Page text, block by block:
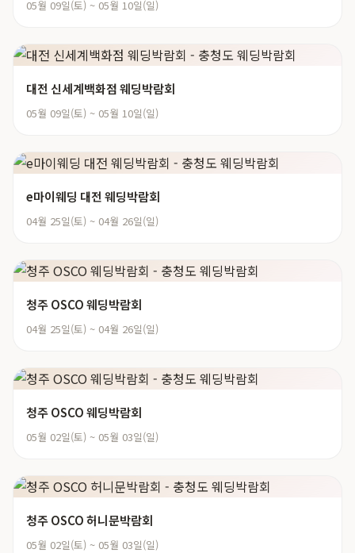
05월 09일(토) ~ 05월 10일(일)
대전 신세계백화점 웨딩박람회
05월 09일(토) ~ 05월 10일(일)
e마이웨딩 대전 웨딩박람회
04월 25일(토) ~ 04월 26일(일)
청주 OSCO 웨딩박람회
04월 25일(토) ~ 04월 26일(일)
청주 OSCO 웨딩박람회
05월 02일(토) ~ 05월 03일(일)
청주 OSCO 허니문박람회
05월 02일(토) ~ 05월 03일(일)